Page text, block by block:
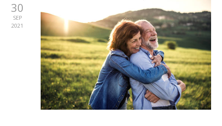
30
SEP
2021